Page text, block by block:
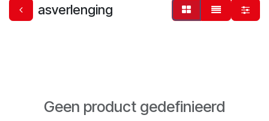
asverlenging
Geen product gedefinieerd